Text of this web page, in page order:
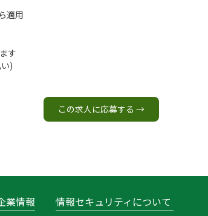
適用
す
)
この求人に応募する →
業情報 情報セキュリティについて